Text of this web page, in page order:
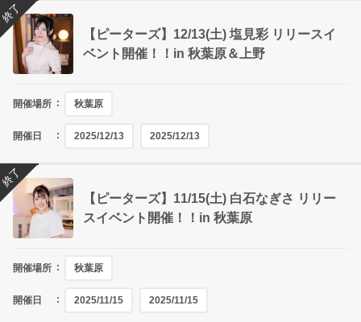
【ピーターズ】12/13(土) 塩見彩 リリースイ
ベント開催！！in 秋葉原＆上野
開催場所 秋葉原
開催日 2025/12/13 2025/12/13
終了
【ピーターズ】11/15(土) 白石なぎさ リリー
スイベント開催！！in 秋葉原
開催場所 秋葉原
開催日 2025/11/15 2025/11/15
終了